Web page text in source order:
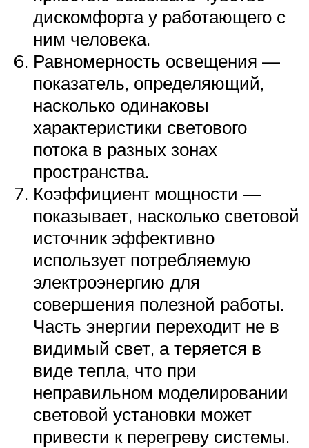
дискомфорта у работающего с
ним человека.
Равномерность освещения —
показатель, определяющий,
насколько одинаковы
характеристики светового
потока в разных зонах
пространства.
Коэффициент мощности —
показывает, насколько световой
источник эффективно
использует потребляемую
электроэнергию для
совершения полезной работы.
Часть энергии переходит не в
видимый свет, а теряется в
виде тепла, что при
неправильном моделировании
световой установки может
привести к перегреву системы.